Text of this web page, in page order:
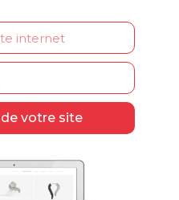
votre site